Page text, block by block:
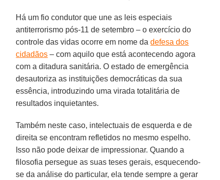
Há um fio condutor que une as leis especiais
antiterrorismo pós-11 de setembro – o exercício do
controle das vidas ocorre em nome dadefesa dos
cidadãos – com aquilo que está acontecendo agora
com a ditadura sanitária. O estado de emergência
desautoriza as instituições democráticas da sua
essência, introduzindo uma virada totalitária de
resultados inquietantes.
Também neste caso, intelectuais de esquerda e de
direita se encontram refletidos no mesmo espelho.
Isso não pode deixar de impressionar. Quando a
filosofia persegue as suas teses gerais, esquecendo-
se da análise do particular, ela tende sempre a gerar